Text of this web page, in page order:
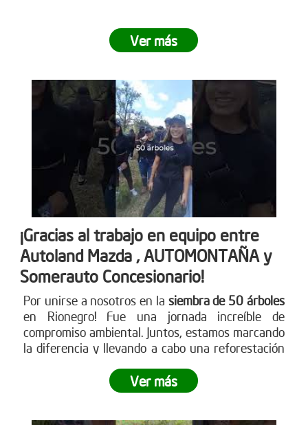
Ver más
¡Gracias al trabajo en equipo entre
Autoland Mazda , AUTOMONTAÑA y
Somerauto Concesionario!
Por unirse a nosotros en la siembra de 50 árboles
en Rionegro! Fue una jornada increíble de
compromiso ambiental. Juntos, estamos marcando
la diferencia y llevando a cabo una reforestación
Ver más